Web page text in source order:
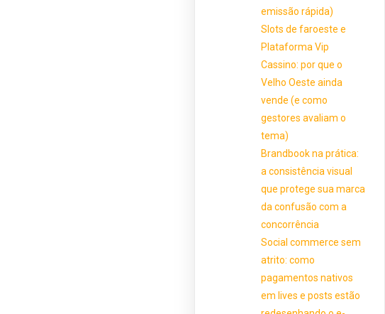
emissão rápida)
Slots de faroeste e
Plataforma Vip
Cassino: por que o
Velho Oeste ainda
vende (e como
gestores avaliam o
tema)
Brandbook na prática:
a consistência visual
que protege sua marca
da confusão com a
concorrência
Social commerce sem
atrito: como
pagamentos nativos
em lives e posts estão